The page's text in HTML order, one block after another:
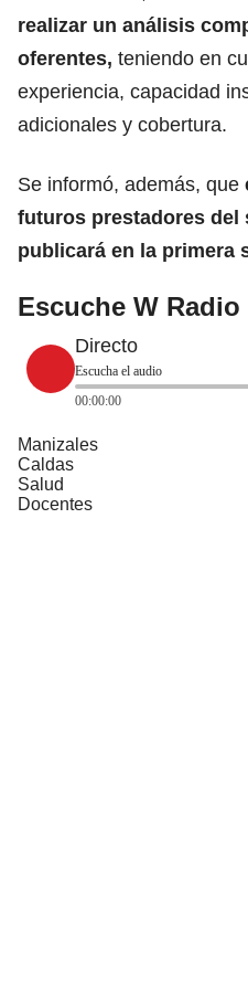
realizar un análisis
oferentes, teniendo en
experiencia, capacidad
adicionales y cobertura.
Se informó, además, que
futuros prestadores del
publicará en la primera
Escuche W
Directo
Escucha el audio
00:00:00
Manizales
Caldas
Salud
Docentes